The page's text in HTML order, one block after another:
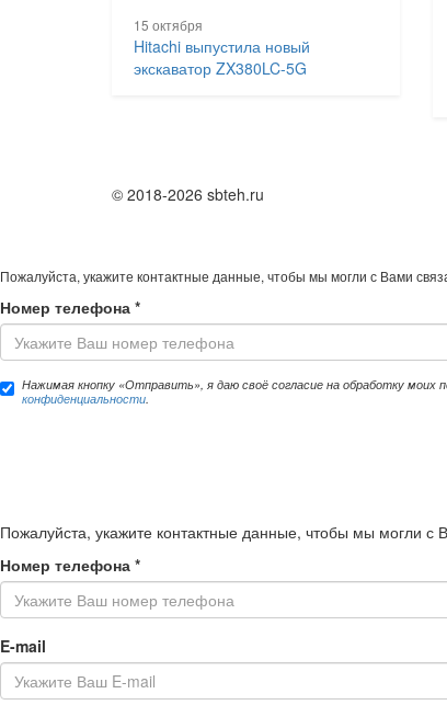
15 октября
Hitachi выпустила новый
экскаватор ZX380LC-5G
© 2018-2026 sbteh.ru
Пожалуйста, укажите контактные данные, чтобы мы могли с Вами
Номер телефона *
Нажимая кнопку «Отправить», я даю своё согласие на обработку
конфиденциальности.
Пожалуйста, укажите контактные данные, чтобы мы могли с
Номер телефона *
E-mail